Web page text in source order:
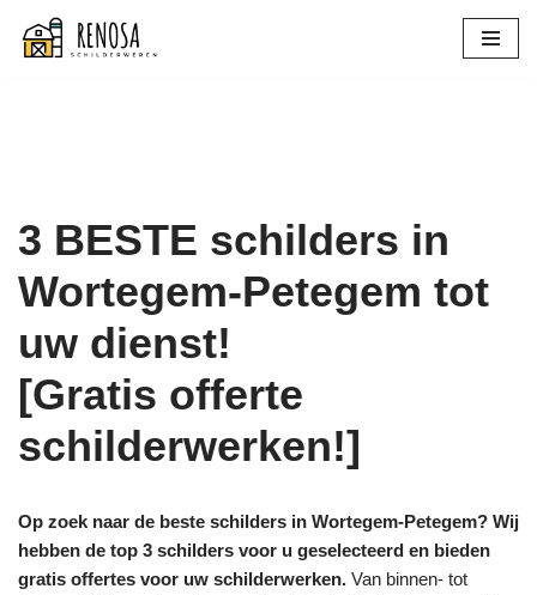
Spring
3 BESTE schilders in
Wortegem-Petegem tot
uw dienst!
[Gratis offerte
schilderwerken!]
Op zoek naar de beste schilders in Wortegem-Petegem? Wij
hebben de top 3 schilders voor u geselecteerd en bieden
gratis offertes voor uw schilderwerken. Van binnen- tot